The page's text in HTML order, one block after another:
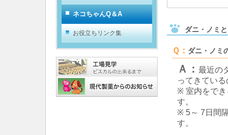
ネコちゃんQ＆A
お役立ちリンク集 ダニ・ノミ
Ｑ： ダニ・ノミ
Ａ： 最近の
ってきてい
※ 室内をでき
す。
※ 5～ 7日間
す。